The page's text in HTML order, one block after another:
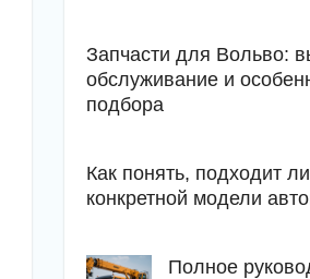
Запчасти для Вольво:
обслуживание и
подбора
Как понять, подходит
конкретной модели
Полное